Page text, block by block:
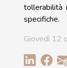
tollerabilità
specifiche.
Giovedì 12